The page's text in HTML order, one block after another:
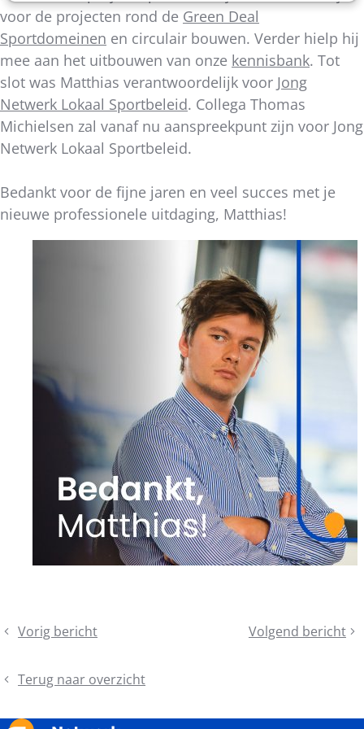
voor de projecten rond de Green Deal
Sportdomeinen en circulair bouwen. Verder hielp hij
mee aan het uitbouwen van onze kennisbank. Tot
slot was Matthias verantwoordelijk voor Jong
Netwerk Lokaal Sportbeleid. Collega Thomas
Michielsen zal vanaf nu aanspreekpunt zijn voor Jong
Netwerk Lokaal Sportbeleid.
Bedankt voor de fijne jaren en veel succes met je
nieuwe professionele uitdaging, Matthias!
Deel
bericht
Vorig bericht
Maand
de
-
Volgend bericht
Schaaf
bij:
Terug naar overzicht